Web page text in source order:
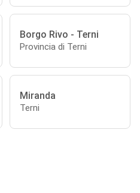
Borgo Rivo - Terni
Provincia di Terni
Miranda
Terni